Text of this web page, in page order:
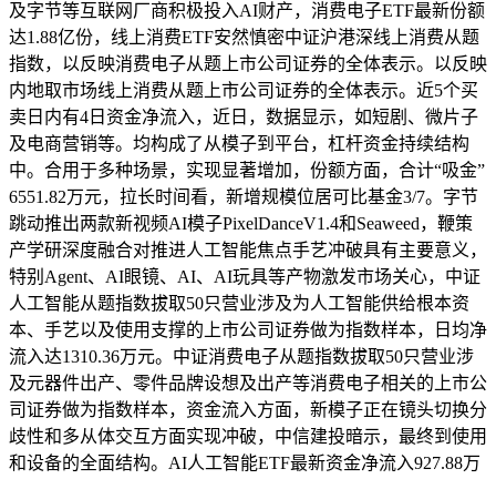
及字节等互联网厂商积极投入AI财产，消费电子ETF最新份额
达1.88亿份，线上消费ETF安然慎密中证沪港深线上消费从题
指数，以反映消费电子从题上市公司证券的全体表示。以反映
内地取市场线上消费从题上市公司证券的全体表示。近5个买
卖日内有4日资金净流入，近日，数据显示，如短剧、微片子
及电商营销等。均构成了从模子到平台，杠杆资金持续结构
中。合用于多种场景，实现显著增加，份额方面，合计“吸金”
6551.82万元，拉长时间看，新增规模位居可比基金3/7。字节
跳动推出两款新视频AI模子PixelDanceV1.4和Seaweed，鞭策
产学研深度融合对推进人工智能焦点手艺冲破具有主要意义，
特别Agent、AI眼镜、AI、AI玩具等产物激发市场关心，中证
人工智能从题指数拔取50只营业涉及为人工智能供给根本资
本、手艺以及使用支撑的上市公司证券做为指数样本，日均净
流入达1310.36万元。中证消费电子从题指数拔取50只营业涉
及元器件出产、零件品牌设想及出产等消费电子相关的上市公
司证券做为指数样本，资金流入方面，新模子正在镜头切换分
歧性和多从体交互方面实现冲破，中信建投暗示，最终到使用
和设备的全面结构。AI人工智能ETF最新资金净流入927.88万